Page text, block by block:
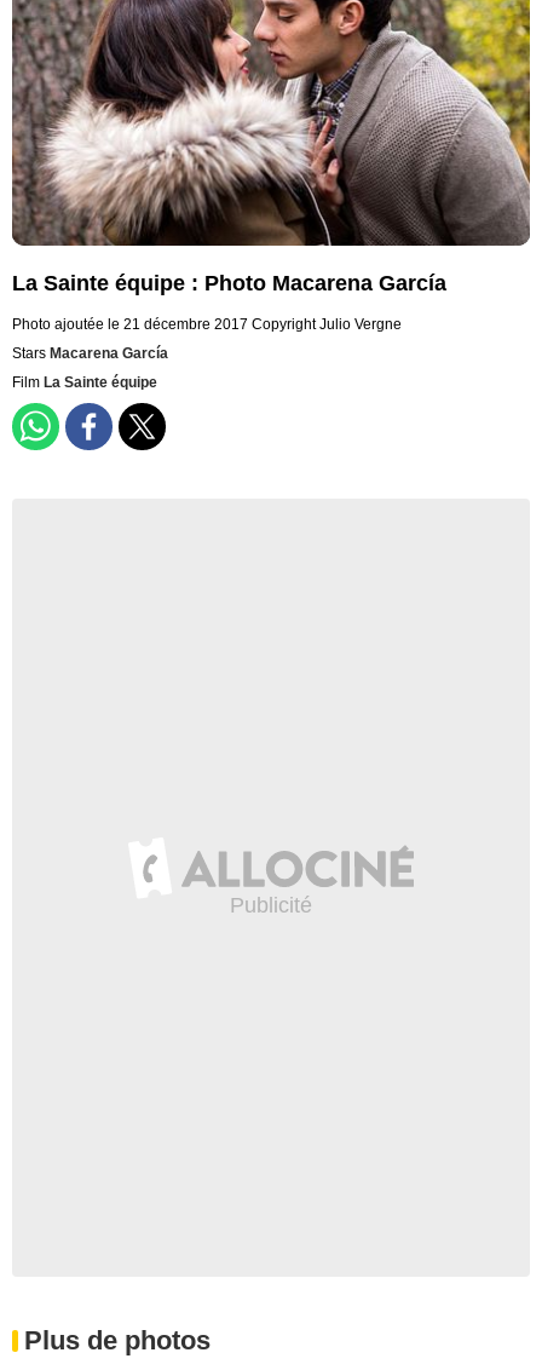
La Sainte équipe : Photo Macarena García
Photo ajoutée le 21 décembre 2017 Copyright Julio Vergne
Stars Macarena García
Film La Sainte équipe
Plus de photos